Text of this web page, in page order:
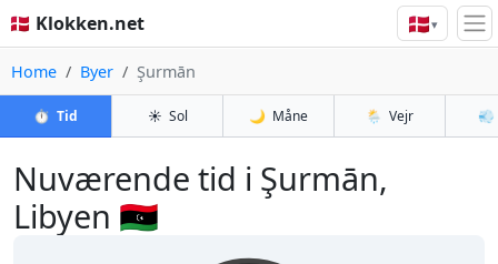
🇩🇰 Klokken.net 🇩🇰▾
Home Byer Şurmān
⏱️ Tid ☀️ Sol 🌙 Måne 🌦️ Vejr 💨
Nuværende tid i Şurmān,
Libyen 🇱🇾